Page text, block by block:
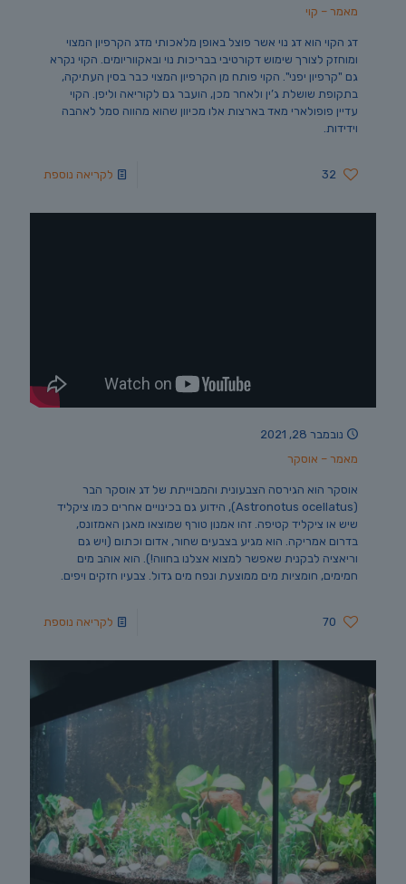
מאמר – קוי
דג הקוי הוא דג נוי אשר פוצל באופן מלאכותי מדג הקרפיון המצוי
ומוחזק לצורך שימוש דקורטיבי בבריכות נוי ובאקווריומים. הקוי נקרא
גם "קרפיון יפני". הקוי פותח מן הקרפיון המצוי כבר בסין העתיקה,
בתקופת שושלת ג’ין ולאחר מכן, הועבר גם לקוריאה וליפן. הקוי
עדיין פופולארי מאד בארצות אלו מכיוון שהוא מהווה סמל לאהבה
וידידות.
32 לקריאה נוספת
נובמבר 28, 2021
מאמר – אוסקר
אוסקר הוא הגירסה הצבעונית והמבוייתת של דג אוסקר הבר
(Astronotus ocellatus), הידוע גם בכינויים אחרים כמו ציקליד
שיש או ציקליד קטיפה. זהו אמנון טורף שמוצאו מאגן האמזונס,
בדרום אמריקה. הוא מגיע בצבעים שחור, אדום וכתום (ויש גם
וריאציה לבקנית שאפשר למצוא אצלנו בחווה!). הוא אוהב מים
חמימים, חומציות מים ממוצעת ונפח מים גדול. צבעיו חזקים ויפים.
70 לקריאה נוספת